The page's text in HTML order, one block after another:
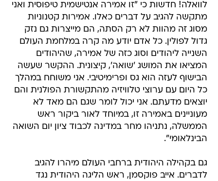
לוואלה! חדשות כי "זו אמירה אנטישמית טיפוסית ואני
מתקשה להגיב על דברים כאלו. אמירות קטנוניות
מסוג זה מהוות לא רק הסתה, הם מייצרות גם נזק
גדול לפולין. כל אדם יודע מה קרה במלחמת העולם
השנייה ליהודים וסוג כזה של אמירה, שהיהודים
המציאו את המושג 'שואה', קיצונית. ההקשר שעשה
הבישוף לעזה הוא גס ופרימיטיבי. אני משוחח במהלך
כל היום עם ערוצי טלוויזיה מהתקשורת הפולנית והם
יוצאים מדעתם. אני יכול לומר שגם הם מאד לא
מעוניינים באמירה זו, במיוחד לאור ביקור ראש
הממשלה, נתניהו מחר במדינה לכבוד ציון יום השואה
הבינלאומי".
גם בקהילה היהודית ברחבי העולם מיהרו להגיב
לדברים. אייב פוקסמן, ראש הליגה היהודית נגד